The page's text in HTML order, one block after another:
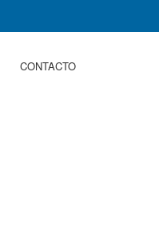
CONTACTO